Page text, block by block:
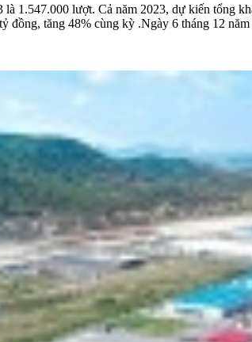
1.547.000 lượt. Cả năm 2023, dự kiến tổng
đồng, tăng 48% cùng kỳ .Ngày 6 tháng 12